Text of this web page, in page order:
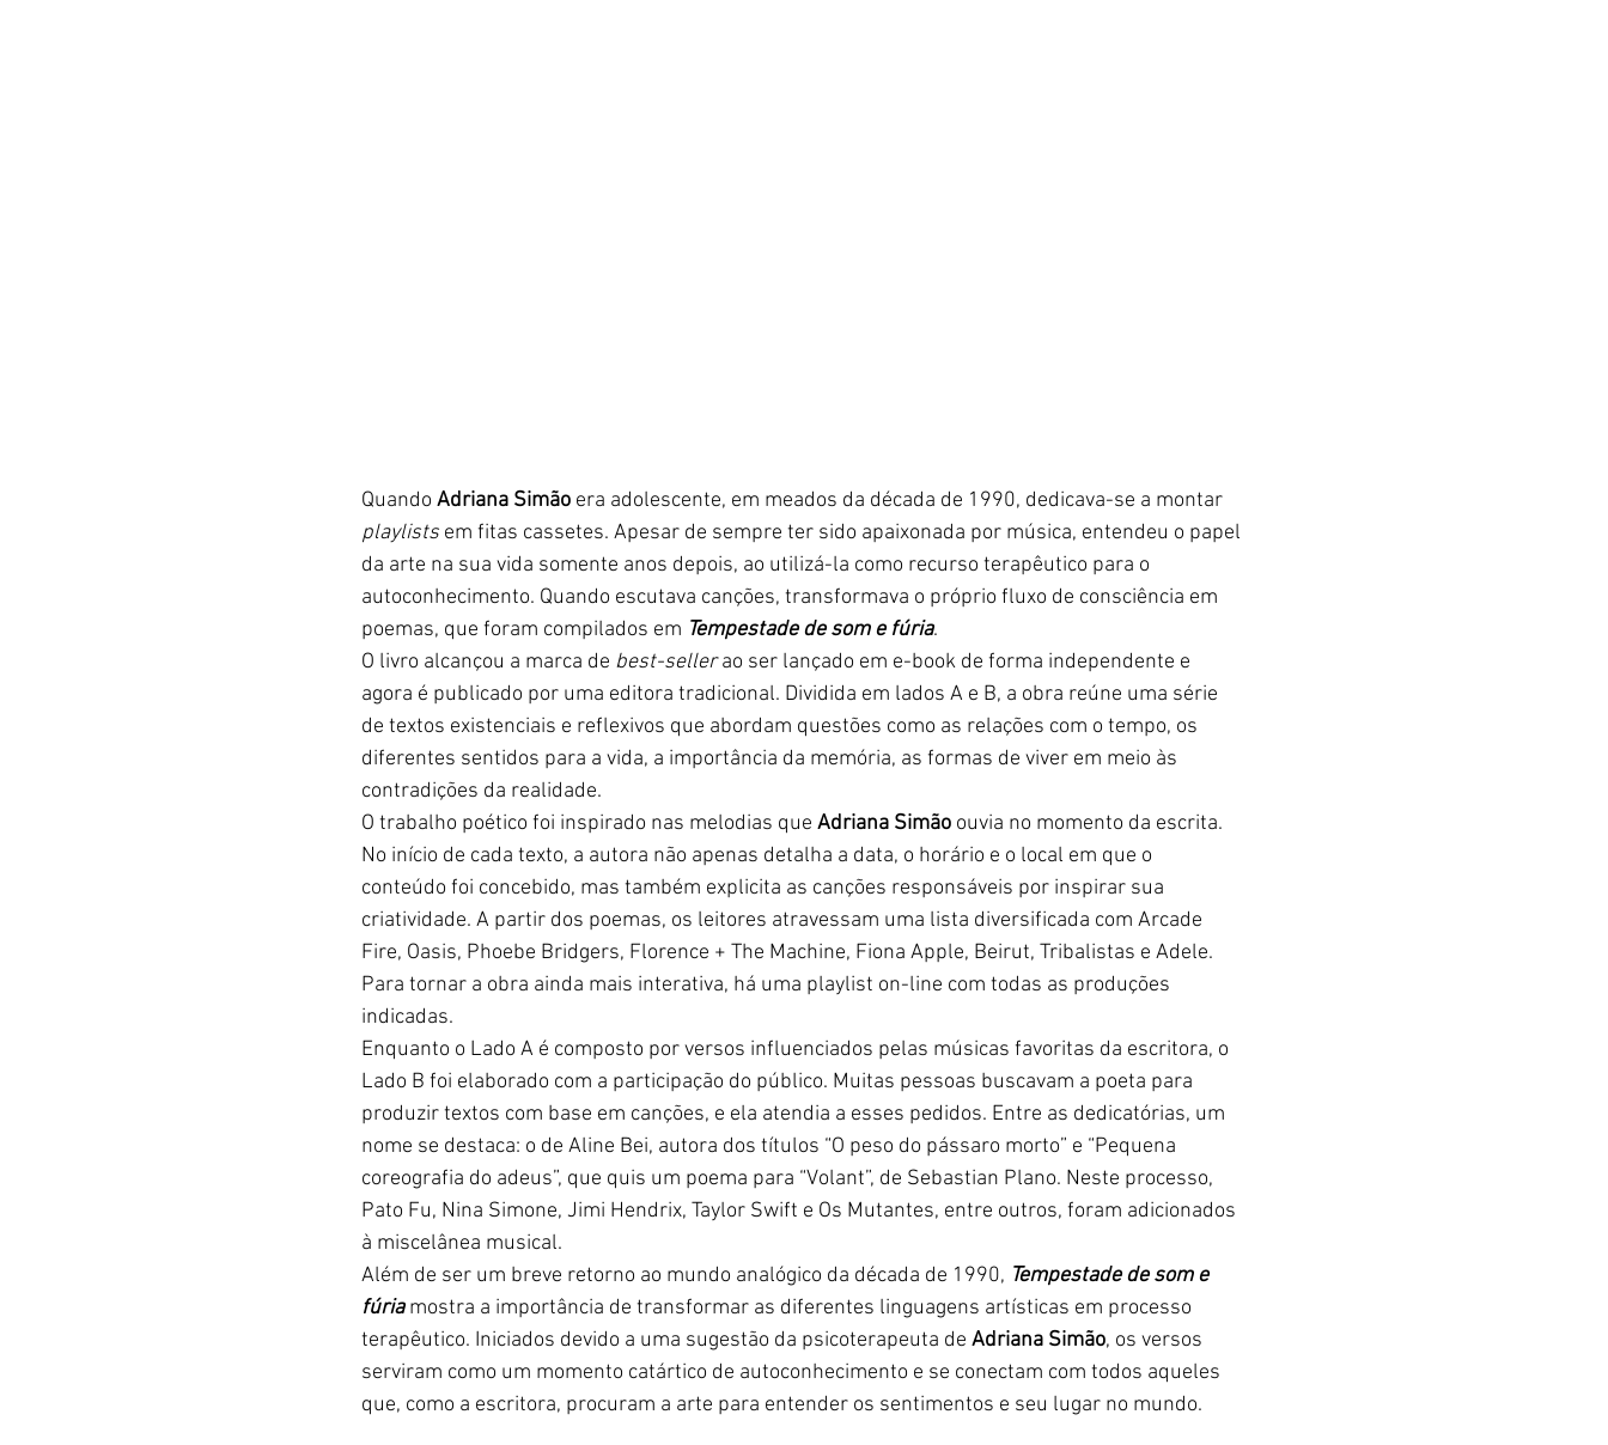
Quando Adriana Simão era adolescente, em meados da década de 1990, dedicava-se a montar
playlists em fitas cassetes. Apesar de sempre ter sido apaixonada por música, entendeu o papel
da arte na sua vida somente anos depois, ao utilizá-la como recurso terapêutico para o
autoconhecimento. Quando escutava canções, transformava o próprio fluxo de consciência em
poemas, que foram compilados em Tempestade de som e fúria.
O livro alcançou a marca de best-seller ao ser lançado em e-book de forma independente e
agora é publicado por uma editora tradicional. Dividida em lados A e B, a obra reúne uma série
de textos existenciais e reflexivos que abordam questões como as relações com o tempo, os
diferentes sentidos para a vida, a importância da memória, as formas de viver em meio às
contradições da realidade.
O trabalho poético foi inspirado nas melodias que Adriana Simão ouvia no momento da escrita.
No início de cada texto, a autora não apenas detalha a data, o horário e o local em que o
conteúdo foi concebido, mas também explicita as canções responsáveis por inspirar sua
criatividade. A partir dos poemas, os leitores atravessam uma lista diversificada com Arcade
Fire, Oasis, Phoebe Bridgers, Florence + The Machine, Fiona Apple, Beirut, Tribalistas e Adele.
Para tornar a obra ainda mais interativa, há uma playlist on-line com todas as produções
indicadas.
Enquanto o Lado A é composto por versos influenciados pelas músicas favoritas da escritora, o
Lado B foi elaborado com a participação do público. Muitas pessoas buscavam a poeta para
produzir textos com base em canções, e ela atendia a esses pedidos. Entre as dedicatórias, um
nome se destaca: o de Aline Bei, autora dos títulos “O peso do pássaro morto” e “Pequena
coreografia do adeus”, que quis um poema para “Volant”, de Sebastian Plano. Neste processo,
Pato Fu, Nina Simone, Jimi Hendrix, Taylor Swift e Os Mutantes, entre outros, foram adicionados
à miscelânea musical.
Além de ser um breve retorno ao mundo analógico da década de 1990, Tempestade de som e
fúria mostra a importância de transformar as diferentes linguagens artísticas em processo
terapêutico. Iniciados devido a uma sugestão da psicoterapeuta de Adriana Simão, os versos
serviram como um momento catártico de autoconhecimento e se conectam com todos aqueles
que, como a escritora, procuram a arte para entender os sentimentos e seu lugar no mundo.